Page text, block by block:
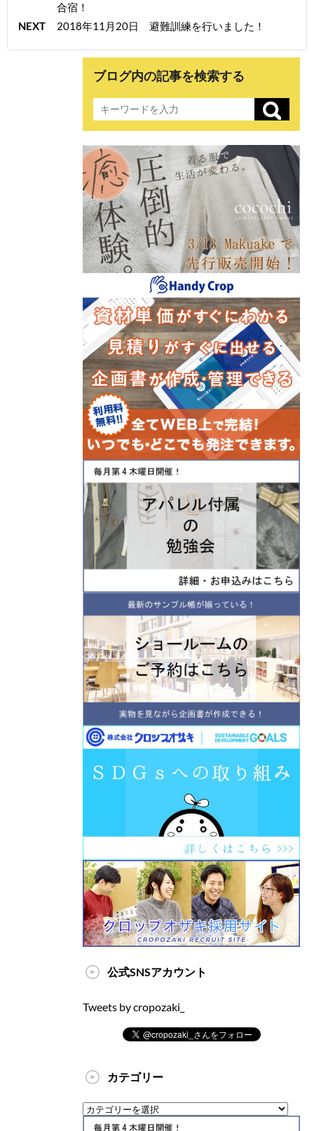
合宿！
NEXT
2018年11月20日 避難訓練を行いました！
ブログ内の記事を検索する
公式SNSアカウント
Tweets by cropozaki_
カテゴリー